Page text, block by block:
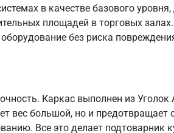
в качестве базового
площадей в торговых
без риска
Каркас выполнен из Уголок
большой, но и предотвращает
Все это делает